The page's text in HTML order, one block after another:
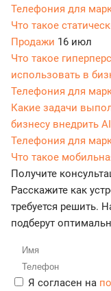
Телефония для
Что такое
Продажи 16 июл
Что такое
использовать в
Телефония для
Какие задачи
бизнесу внедрить
Телефония для
Что такое
Получите
Расскажите как
требуется решить.
подберут
Я согласен на